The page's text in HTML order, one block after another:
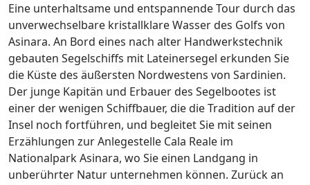
Eine unterhaltsame und entspannende Tour durch das
unverwechselbare kristallklare Wasser des Golfs von
Asinara. An Bord eines nach alter Handwerkstechnik
gebauten Segelschiffs mit Lateinersegel erkunden Sie
die Küste des äußersten Nordwestens von Sardinien.
Der junge Kapitän und Erbauer des Segelbootes ist
einer der wenigen Schiffbauer, die die Tradition auf der
Insel noch fortführen, und begleitet Sie mit seinen
Erzählungen zur Anlegestelle Cala Reale im
Nationalpark Asinara, wo Sie einen Landgang in
unberührter Natur unternehmen können. Zurück an